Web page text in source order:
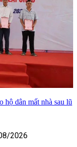
hộ dân mất nhà sau lũ
2026